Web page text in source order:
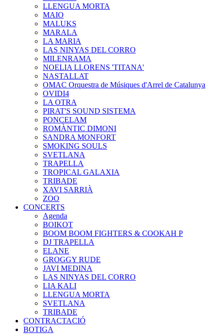
LLENGUA MORTA
MAIO
MALUKS
MARALA
LA MARIA
LAS NINYAS DEL CORRO
MILENRAMA
NOELIA LLORENS 'TITANA'
NASTALLAT
OMAC Orquestra de Músiques d'Arrel de Catalunya
OVIDI4
LA OTRA
PIRAT'S SOUND SISTEMA
PONCELAM
ROMÀNTIC DIMONI
SANDRA MONFORT
SMOKING SOULS
SVETLANA
TRAPELLA
TROPICAL GALAXIA
TRIBADE
XAVI SARRIÀ
ZOO
CONCERTS
Agenda
BOIKOT
BOOM BOOM FIGHTERS & COOKAH P
DJ TRAPELLA
ELANE
GROGGY RUDE
JAVI MEDINA
LAS NINYAS DEL CORRO
LIA KALI
LLENGUA MORTA
SVETLANA
TRIBADE
CONTRACTACIÓ
BOTIGA